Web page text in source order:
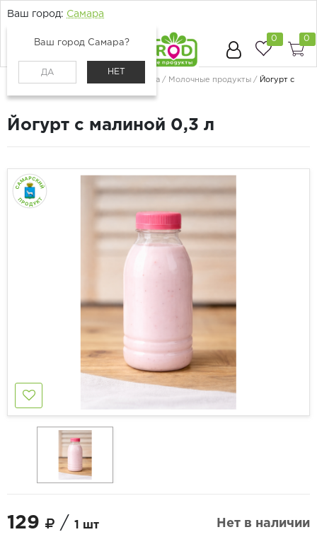
Ваш город: Самара
Ваш город Самара?
ДА НЕТ
0 0
Молоко, сыр, яйца Молочные продукты
Йогурт с
Йогурт с малиной 0,3 л
129 / 1 шт Нет в наличии